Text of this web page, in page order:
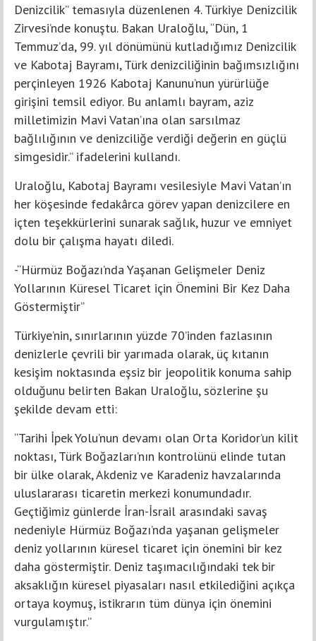
Denizcilik” temasıyla düzenlenen 4. Türkiye Denizcilik
Zirvesi’nde konuştu. Bakan Uraloğlu, “Dün, 1
Temmuz’da, 99. yıl dönümünü kutladığımız Denizcilik
ve Kabotaj Bayramı, Türk denizciliğinin bağımsızlığını
perçinleyen 1926 Kabotaj Kanunu’nun yürürlüğe
girişini temsil ediyor. Bu anlamlı bayram, aziz
milletimizin Mavi Vatan’ına olan sarsılmaz
bağlılığının ve denizciliğe verdiği değerin en güçlü
simgesidir.” ifadelerini kullandı.
Uraloğlu, Kabotaj Bayramı vesilesiyle Mavi Vatan’ın
her köşesinde fedakârca görev yapan denizcilere en
içten teşekkürlerini sunarak sağlık, huzur ve emniyet
dolu bir çalışma hayatı diledi.
-“Hürmüz Boğazı’nda Yaşanan Gelişmeler Deniz
Yollarının Küresel Ticaret için Önemini Bir Kez Daha
Göstermiştir”
Türkiye’nin, sınırlarının yüzde 70’inden fazlasının
denizlerle çevrili bir yarımada olarak, üç kıtanın
kesişim noktasında eşsiz bir jeopolitik konuma sahip
olduğunu belirten Bakan Uraloğlu, sözlerine şu
şekilde devam etti:
“Tarihi İpek Yolu’nun devamı olan Orta Koridor’un kilit
noktası, Türk Boğazları’nın kontrolünü elinde tutan
bir ülke olarak, Akdeniz ve Karadeniz havzalarında
uluslararası ticaretin merkezi konumundadır.
Geçtiğimiz günlerde İran-İsrail arasındaki savaş
nedeniyle Hürmüz Boğazı’nda yaşanan gelişmeler
deniz yollarının küresel ticaret için önemini bir kez
daha göstermiştir. Deniz taşımacılığındaki tek bir
aksaklığın küresel piyasaları nasıl etkilediğini açıkça
ortaya koymuş, istikrarın tüm dünya için önemini
vurgulamıştır.”